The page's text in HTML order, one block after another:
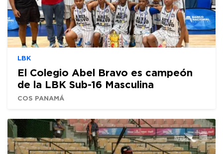
LBK
El Colegio Abel Bravo es campeón
de la LBK Sub-16 Masculina
COS PANAMÁ